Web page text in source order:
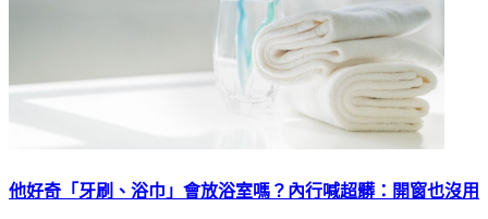
他好奇「牙刷、浴巾」會放浴室嗎？內行喊超髒：開窗也沒用